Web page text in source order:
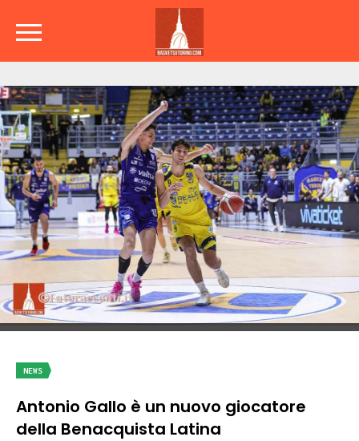
NEWS
Antonio Gallo è un nuovo giocatore
della Benacquista Latina